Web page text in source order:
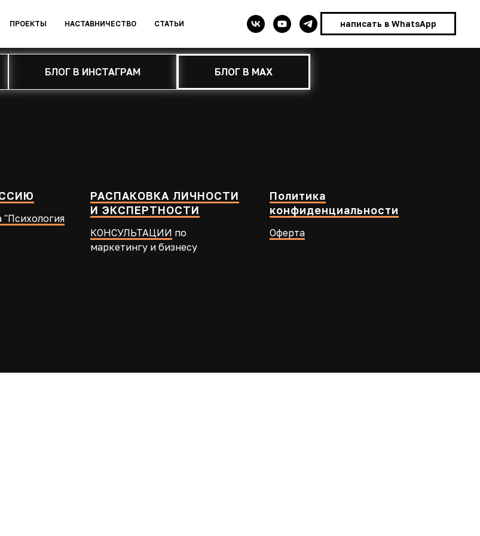
ПРОЕКТЫ НАСТАВНИЧЕСТВО СТАТЬИ написать в WhatsApp
БЛОГ В ИНСТАГРАМ БЛОГ В MAX
РАСПАКОВКА ЛИЧНОСТИ
И ЭКСПЕРТНОСТИ
КОНСУЛЬТАЦИИ по
маркетингу и бизнесу
Политика
конфиденциальности
Оферта